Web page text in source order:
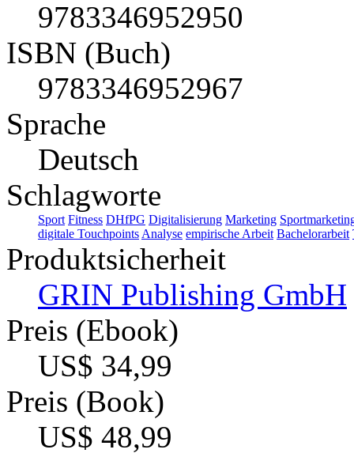
9783346952950
ISBN (Buch)
9783346952967
Sprache
Deutsch
Schlagworte
Sport Fitness DHfPG Digitalisierung Marketing
digitale Touchpoints Analyse empirische Arbeit Bachelorarbeit
Produktsicherheit
GRIN Publishing GmbH
Preis (Ebook)
US$ 34,99
Preis (Book)
US$ 48,99